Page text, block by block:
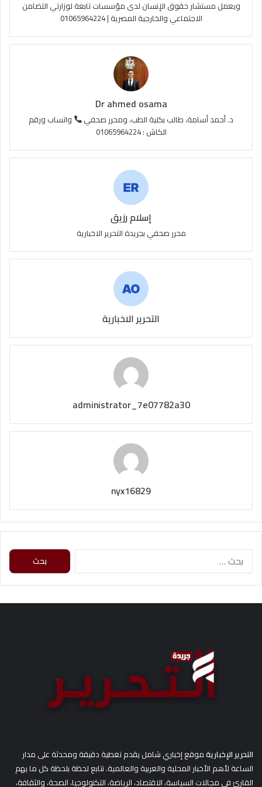
e
م
و
ق
ع
R
S
S
ويعمل مستشار حقوق الإنسان لدى مؤسسات تابعة لوزارتي التضامن
الاجتماعي والخارجية المصرية | 01065964224
Dr ahmed osama
د. أحمد أسامة، طالب بكلية الطب، ومحرر صحفي
واتساب ورقم
الكاش : 01065964224
إسلام رزيق
محرر صحفي بجريدة التحرير الاخبارية
التحرير الاخبارية
administrator_7e07782a30
nyx16829
ث
التحرير الإخباريةموقع إخباري شامل يقدم تغطية دقيقة ومحدثة على مدار
الساعة لأهم الأخبار المحلية والعربية والعالمية. نتابع لحظة بلحظة كل ما يهم
القارئ في مجالات السياسة، الاقتصاد، الرياضة، التكنولوجيا، الصحة، والثقافة،